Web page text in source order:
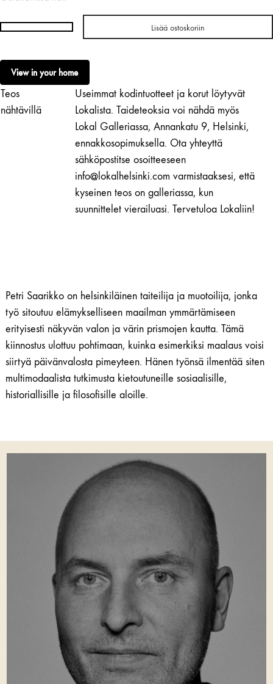
Petri
|
Unknown
(1)
määrä
Lisää ostoskoriin
View in your home
Teos
nähtävillä
Useimmat kodintuotteet ja korut löytyvät
Lokalista. Taideteoksia voi nähdä myös
Lokal Galleriassa, Annankatu 9, Helsinki,
ennakkosopimuksella. Ota yhteyttä
sähköpostitse osoitteeseen
info@lokalhelsinki.com varmistaaksesi, että
kyseinen teos on galleriassa, kun
suunnittelet vierailuasi. Tervetuloa Lokaliin!
Petri Saarikko on helsinkiläinen taiteilija ja muotoilija, jonka
työ sitoutuu elämykselliseen maailman ymmärtämiseen
erityisesti näkyvän valon ja värin prismojen kautta. Tämä
kiinnostus ulottuu pohtimaan, kuinka esimerkiksi maalaus voisi
siirtyä päivänvalosta pimeyteen. Hänen työnsä ilmentää siten
multimodaalista tutkimusta kietoutuneille sosiaalisille,
historiallisille ja filosofisille aloille.